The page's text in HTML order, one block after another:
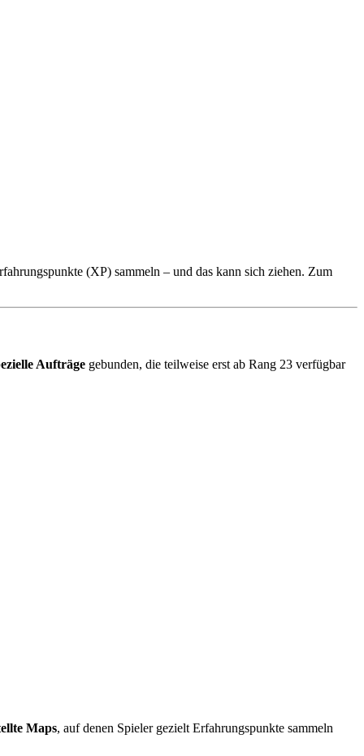
(XP) sammeln – und das kann sich ziehen. Zum
Aufträge gebunden, die teilweise erst ab Rang 23 verfügbar
Maps, auf denen Spieler gezielt Erfahrungspunkte sammeln